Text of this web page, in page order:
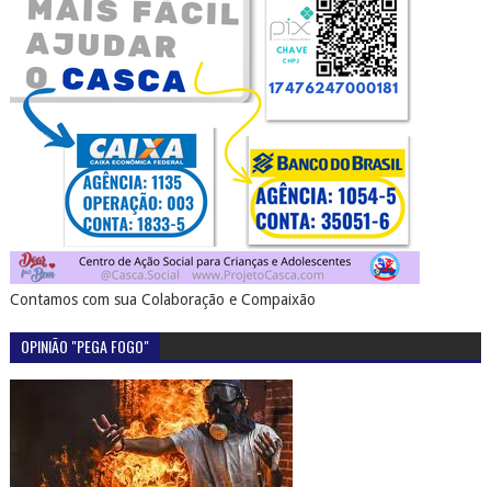
Contamos com sua Colaboração e Compaixão
OPINIÃO "PEGA FOGO"